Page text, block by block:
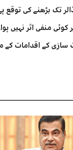
کوئی منفی اثر نہیں
کے اقدامات کے